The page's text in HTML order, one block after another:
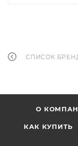
СПИСОК
О
КАК КУПИТЬ